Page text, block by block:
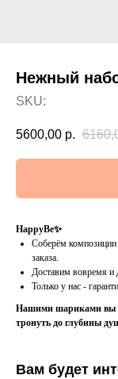
Нежный
SKU:
5600,00 р.
HappyBe✨
Соберём
заказа.
Доставим вовремя и
Только у нас -
Нашими шариками вы
тронуть до глубины
Вам будет